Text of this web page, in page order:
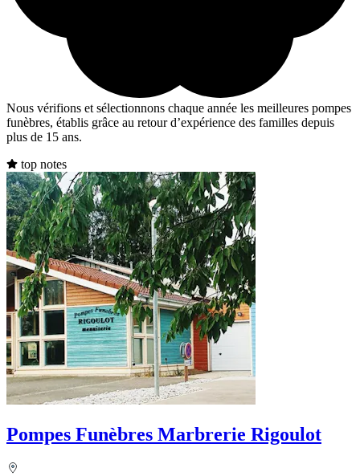
Nous vérifions et sélectionnons chaque année les meilleures pompes
funèbres, établis grâce au retour d’expérience des familles depuis
plus de 15 ans.
top notes
Pompes Funèbres Marbrerie Rigoulot